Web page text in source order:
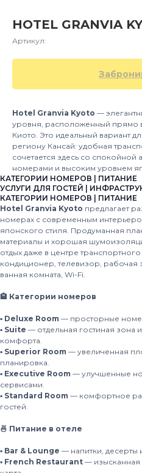
HOTEL GRANVIA
Артикул:
Hotel Granvia Kyoto —
уровня, расположенный прямо
Киото. Это идеальный вариант
региону Кансай: удобная
сочетается здесь со
номерами и высоким уровнем
КАТЕГОРИИ НОМЕРОВ | ПИТАНИЕ
УСЛУГИ ДЛЯ ГОСТЕЙ |
КАТЕГОРИИ НОМЕРОВ | ПИТАНИЕ
Hotel Granvia Kyoto предлагает
номерах с современным
японского стиля. Продуманная
материалы и хорошая
отдых даже в центре
кондиционер, телевизор,
ванная комната, Wi-Fi.
🏨 Категории номеров
▪️ Deluxe Room — просторные
▪️ Suite — отдельная гостиная
комфорта.
▪️ Superior Room — увеличенная
планировка.
▪️ Executive Room — улучшенные
сервисами.
▪️ Standard Room — комфортное
гостей.
🍜 Питание в отеле
▪️ Bar & Lounge — напитки, десерты
▪️ French Restaurant — изысканная